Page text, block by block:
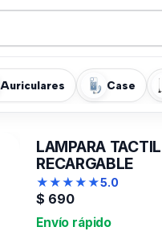
Auriculares Case
LAMPARA
RECARGABLE
★★★★★5.0
$ 690
Envío rápido